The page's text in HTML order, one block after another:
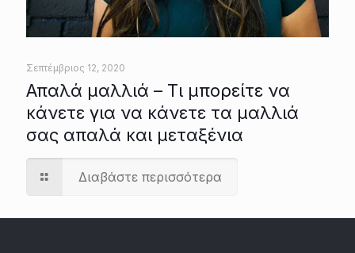
Σεπτέμβριος 12, 2020
Απαλά μαλλιά – Τι μπορείτε να
κάνετε για να κάνετε τα μαλλιά
σας απαλά και μεταξένια
Διαβάστε περισσότερα